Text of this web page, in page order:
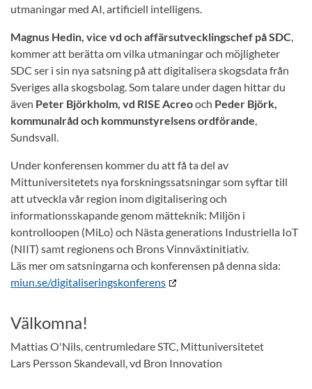
utmaningar med AI, artificiell intelligens.
Magnus Hedin, vice vd och affärsutvecklingschef på SDC,
kommer att berätta om vilka utmaningar och möjligheter
SDC ser i sin nya satsning på att digitalisera skogsdata från
Sveriges alla skogsbolag. Som talare under dagen hittar du
även Peter Björkholm, vd RISE Acreooch Peder Björk,
kommunalråd och kommunstyrelsens ordförande,
Sundsvall.
Under konferensen kommer du att få ta del av
Mittuniversitetets nya forskningssatsningar som syftar till
att utveckla vår region inom digitalisering och
informationsskapande genom mätteknik: Miljön i
kontrolloopen (MiLo) och Nästa generations Industriella IoT
(NIIT) samt regionens och Brons Vinnväxtinitiativ.
Läs mer om satsningarna och konferensen på denna sida:
miun.se/digitaliseringskonferens
Välkomna!
Mattias O'Nils, centrumledare STC, Mittuniversitetet
Lars Persson Skandevall, vd Bron Innovation